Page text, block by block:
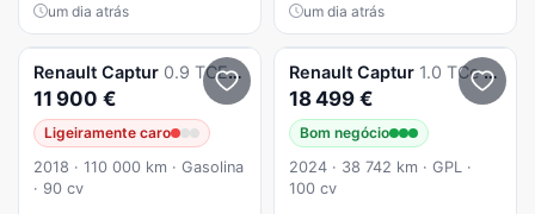
um dia atrás um dia atrás
Renault Captur 0.9 TCE Exclusive
11 900 €
Ligeiramente caro
2018 · 110 000 km · Gasolina
· 90 cv
Renault Captur 1.0 TCe Techno Bi-Fuel
18 499 €
Bom negócio
2024 · 38 742 km · GPL ·
100 cv